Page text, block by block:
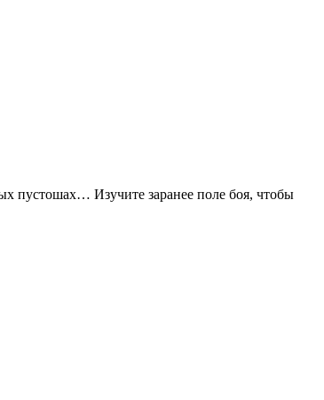
пустошах… Изучите заранее поле боя, чтобы